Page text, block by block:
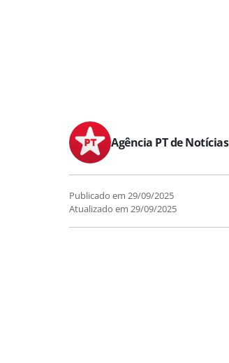
Agência PT de Notícias
Publicado em 29/09/2025
Atualizado em 29/09/2025